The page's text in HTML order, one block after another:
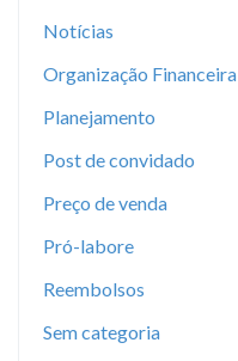
Notícias
Organização Financeira
Planejamento
Post de convidado
Preço de venda
Pró-labore
Reembolsos
Sem categoria